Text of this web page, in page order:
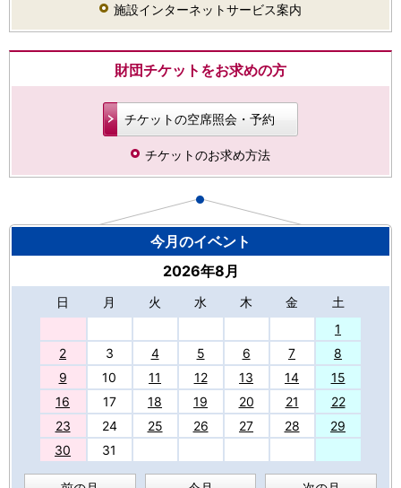
施設インターネットサービス案内
財団チケットをお求めの方
チケットの空席照会・予約
チケットのお求め方法
今月のイベント
2026年8月
日 月 火 水 木 金
土
1
2
3 4 5 6 7
8
9
10 11 12 13 14
15
16
17 18 19 20 21
22
23
24 25 26 27 28
29
30
31